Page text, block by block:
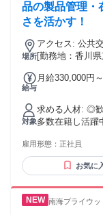
品の製品管理・
さを活かす！
場所
アクセ
[勤務地：香川
給与
月給330,000円
対象
求める人材: ◎歓迎する人物像◎ ・未経験スタートの先輩が
多数在籍し活躍
由3号のイ） 若
雇用形態： 正社員
お気に
南海プライウッ